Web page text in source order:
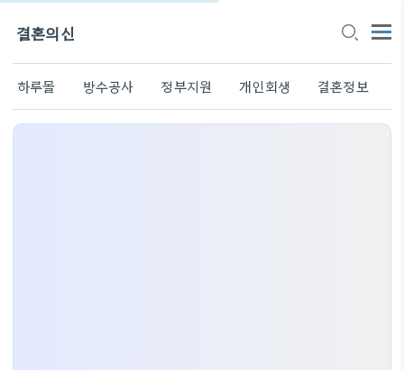
결혼의신
하루몰 방수공사 정부지원 개인회생 결혼정보